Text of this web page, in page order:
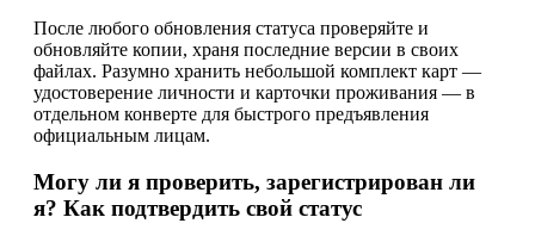
После любого обновления статуса проверяйте и
обновляйте копии, храня последние версии в своих
файлах. Разумно хранить небольшой комплект карт —
удостоверение личности и карточки проживания — в
отдельном конверте для быстрого предъявления
официальным лицам.
Могу ли я проверить, зарегистрирован ли
я? Как подтвердить свой статус